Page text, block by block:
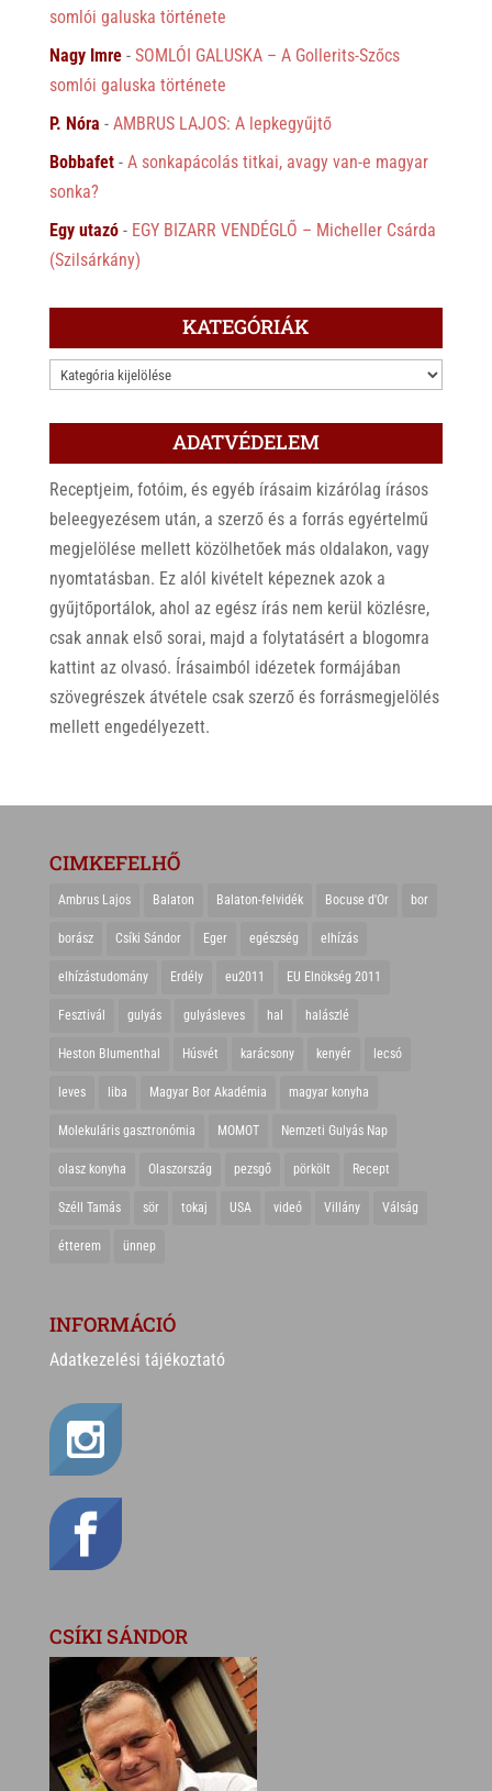
somlói galuska története
Nagy Imre- SOMLÓI GALUSKA – A Gollerits-Szőcs
somlói galuska története
P. Nóra - AMBRUS LAJOS: A lepkegyűjtő
Bobbafet- A sonkapácolás titkai, avagy van-e magyar
sonka?
Egy utazó- EGY BIZARR VENDÉGLŐ – Micheller Csárda
(Szilsárkány)
KATEGÓRIÁK
KATEGÓRIÁK
ADATVÉDELEM
Receptjeim, fotóim, és egyéb írásaim kizárólag írásos
beleegyezésem után, a szerző és a forrás egyértelmű
megjelölése mellett közölhetőek más oldalakon, vagy
nyomtatásban. Ez alól kivételt képeznek azok a
gyűjtőportálok, ahol az egész írás nem kerül közlésre,
csak annak első sorai, majd a folytatásért a blogomra
kattint az olvasó. Írásaimból idézetek formájában
szövegrészek átvétele csak szerző és forrásmegjelölés
mellett engedélyezett.
CIMKEFELHŐ
Ambrus Lajos Balaton Balaton-felvidék Bocuse d'Or bor
borász Csíki Sándor Eger egészség elhízás
elhízástudomány Erdély eu2011 EU Elnökség 2011
Fesztivál gulyás gulyásleves hal halászlé
Heston Blumenthal Húsvét karácsony kenyér lecsó
leves liba Magyar Bor Akadémia magyar konyha
Molekuláris gasztronómia MOMOT Nemzeti Gulyás Nap
olasz konyha Olaszország pezsgő pörkölt Recept
Széll Tamás sör tokaj USA videó Villány Válság
étterem ünnep
INFORMÁCIÓ
Adatkezelési tájékoztató
CSÍKI SÁNDOR